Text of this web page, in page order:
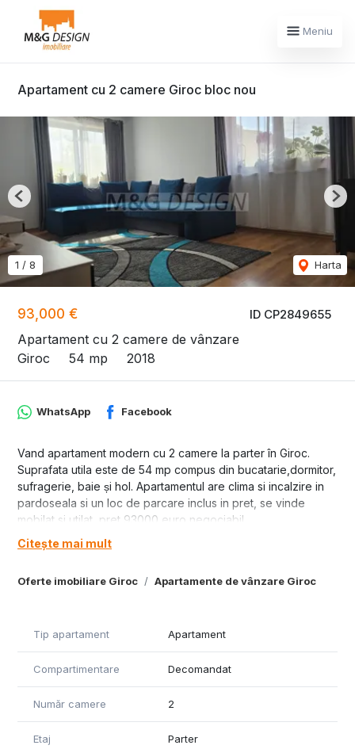
Meniu
Apartament cu 2 camere Giroc bloc nou
ID CP2849655
93,000 €
Apartament cu 2 camere de vânzare
Giroc
54 mp 2018
1 / 8 Harta
Previous
Oferte imobiliare Giroc Apartamente de vânzare Giroc
WhatsApp Facebook
Vand apartament modern cu 2 camere la parter în Giroc.
Suprafata utila este de 54 mp compus din bucatarie,dormitor,
sufragerie, baie și hol. Apartamentul are clima si incalzire in
pardoseala si un loc de parcare inclus in pret, se vinde
mobilat si utilat, pret 93000 euro negociabil.
Citește mai mult
Tip apartament Apartament
Compartimentare Decomandat
Număr camere 2
Etaj Parter